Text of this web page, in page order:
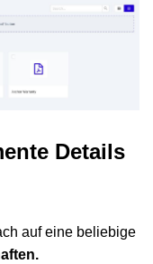
Details
auf eine beliebige